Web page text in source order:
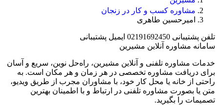
مشاوره کسب و کار در زنجان
امیرحسین طاهری
تلفن پشتیبانی 02191692450 ایمیل پشتیبانی
سامانه مشاوره آنلاین مشیرین
خدمات مشاوره تلفنی و آنلاین مشیرین، راه‌‌حل نوین، سریع و آسان
برای دریافت مشاوره تخصصی در هر زمان و هر مکان است. به
راحتی از خانه یا محل کار خود، با مشاوران مجرب از طریق ویدیو،
متن یا بصورت مشاوره تلفنی در ارتباط و با اطمینان بهترین
تصمیمات را بگیرید.